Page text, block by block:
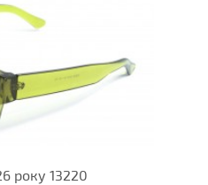
року 13220